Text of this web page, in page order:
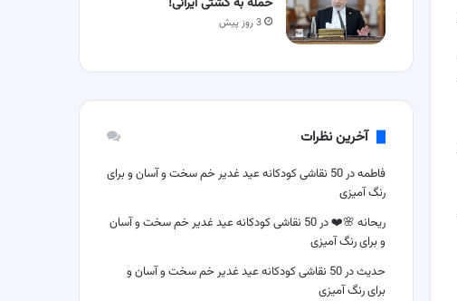
3 روز پیش
آخرین نظرات
فاطمهدر
50 نقاشی کودکانه عید غدیر خم سخت و آسان و برای
رنگ آمیزی
ریحانه 🌸❤️در
50 نقاشی کودکانه عید غدیر خم سخت و آسان
و برای رنگ آمیزی
حدیثدر
50 نقاشی کودکانه عید غدیر خم سخت و آسان و
برای رنگ آمیزی